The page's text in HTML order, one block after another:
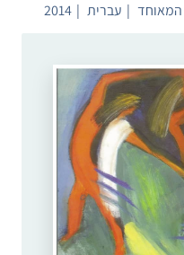
המאוחד
עברית 2014